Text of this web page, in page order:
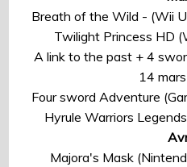
Breath of the Wild - (Wii
Twilight Princess HD
A link to the past + 4
14
Four sword Adventure
Hyrule Warriors
Majora's Mask